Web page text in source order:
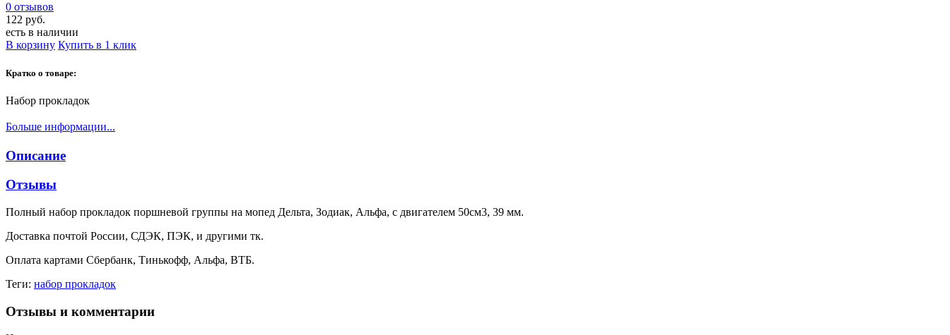
0 отзывов
122 руб.
есть в наличии
В корзину Купить в 1 клик
Кратко о товаре:
Набор прокладок
Больше информации...
Описание
Отзывы
Полный набор прокладок поршневой группы на мопед Дельта, Зодиак, Альфа, с двигателем 50см3, 39 мм.
Доставка почтой России, СДЭК, ПЭК, и другими тк.
Оплата картами Сбербанк, Тинькофф, Альфа, ВТБ.
Теги: набор прокладок
Отзывы и комментарии